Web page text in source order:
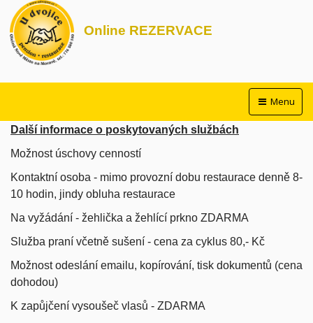
Online REZERVACE
Menu
Další informace o poskytovaných službách
Možnost úschovy cenností
Kontaktní osoba - mimo provozní dobu restaurace denně 8-
10 hodin, jindy obluha restaurace
Na vyžádání - žehlička a žehlící prkno ZDARMA
Služba praní včetně sušení - cena za cyklus 80,- Kč
Možnost odeslání emailu, kopírování, tisk dokumentů (cena
dohodou)
K zapůjčení vysoušeč vlasů - ZDARMA